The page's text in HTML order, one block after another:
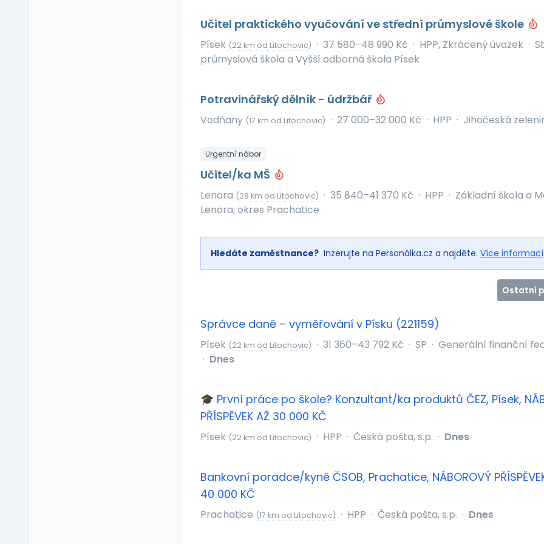
Učitel praktického vyučování ve střední průmyslové škole
Písek (22 km od Litochovic) · 37 580–48 990 Kč · HPP, Zkrácený úvazek ·
průmyslová škola a Vyšší odborná škola Písek
Potravinářský dělník - údržbář
Vodňany (17 km od Litochovic) · 27 000–32 000 Kč · HPP · Jihočeská
Urgentní nábor
Učitel/ka MŠ
Lenora (28 km od Litochovic) · 35 840–41 370 Kč · HPP · Základní škola a
Lenora, okres Prachatice
Hledáte zaměstnance? Inzerujte na Personálka.cz a najděte. Více informací
Ostatní
Správce daně – vyměřování v Písku (221159)
Písek (22 km od Litochovic) · 31 360–43 792 Kč · SP · Generální finanční
· Dnes
🎓 První práce po škole? Konzultant/ka produktů ČEZ, Písek,
PŘÍSPĚVEK AŽ 30 000 KČ
Písek (22 km od Litochovic) · HPP · Česká pošta, s.p. · Dnes
Bankovní poradce/kyně ČSOB, Prachatice, NÁBOROVÝ
40 000 KČ
Prachatice (17 km od Litochovic) · HPP · Česká pošta, s.p. · Dnes